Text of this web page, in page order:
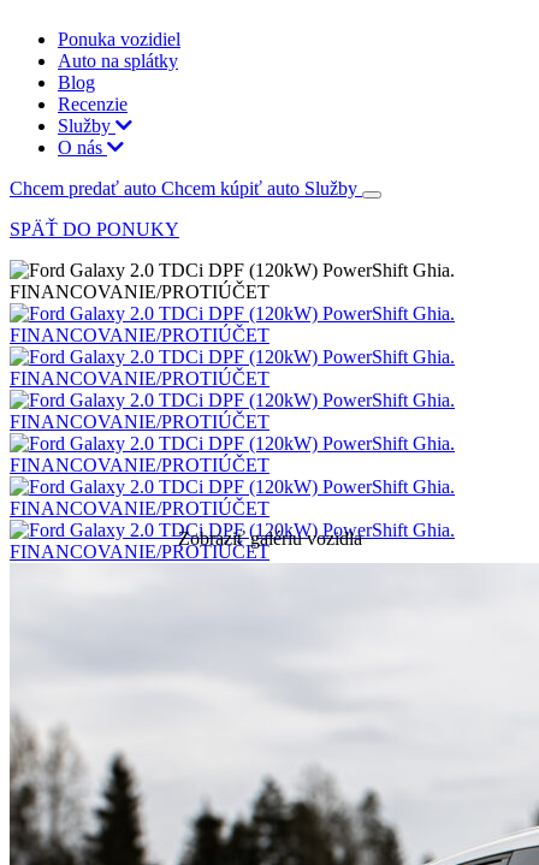
Ponuka vozidiel
Auto na splátky
Blog
Recenzie
Služby
O nás
Chcem predať auto Chcem kúpiť auto Služby
SPÄŤ DO PONUKY
Zobraziť galériu vozidla